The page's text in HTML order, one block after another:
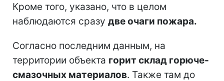
Кроме того, указано, что в целом
наблюдаются сразу две очаги пожара.
Согласно последним данным, на
территории объекта горит склад горюче-
смазочных материалов. Также там до